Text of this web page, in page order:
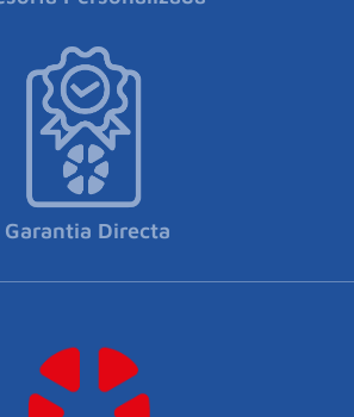
Garantia Directa